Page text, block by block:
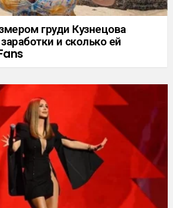
груди Кузнецова
и сколько ей